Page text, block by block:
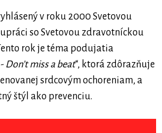
v roku 2000 Svetovou
so Svetovou zdravotníckou
rok je téma podujatia
Don’t miss a beat“, ktorá zdôrazňuje
srdcovým ochoreniam, a
štýl ako prevenciu.